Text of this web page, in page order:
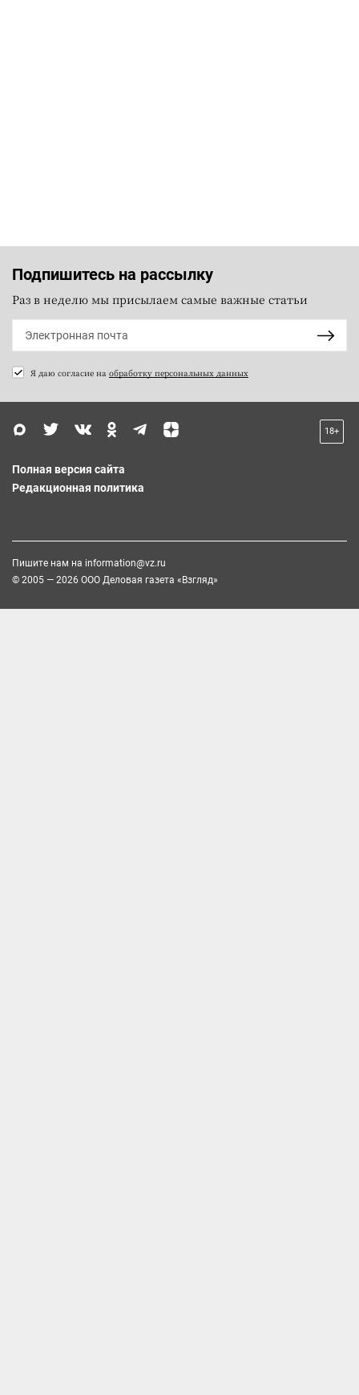
Подпишитесь на рассылку
Раз в неделю мы присылаем самые важные статьи
Я даю согласие на обработку персональных данных
18+
Полная версия сайта
Редакционная политика
Пишите нам на information@vz.ru
© 2005 — 2026 ООО Деловая газета «Взгляд»